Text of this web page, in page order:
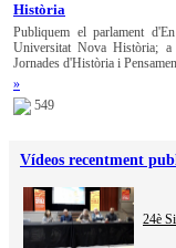
Història
Publiquem el parlament
Universitat Nova Història;
Jornades d'Història i
»
549
Vídeos recentment
24è